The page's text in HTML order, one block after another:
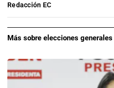
Redacción EC
Más sobre elecciones